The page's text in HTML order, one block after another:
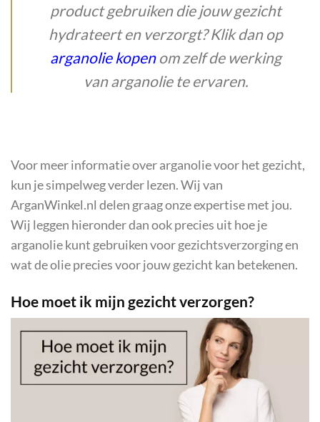
product gebruiken die jouw gezicht
hydrateert en verzorgt? Klik dan op
arganolie kopenom zelf de werking
van arganolie te ervaren.
Voor meer informatie over arganolie voor het gezicht,
kun je simpelweg verder lezen. Wij van
ArganWinkel.nl delen graag onze expertise met jou.
Wij leggen hieronder dan ook precies uit hoe je
arganolie kunt gebruiken voor gezichtsverzorging en
wat de olie precies voor jouw gezicht kan betekenen.
Hoe moet ik mijn gezicht verzorgen?